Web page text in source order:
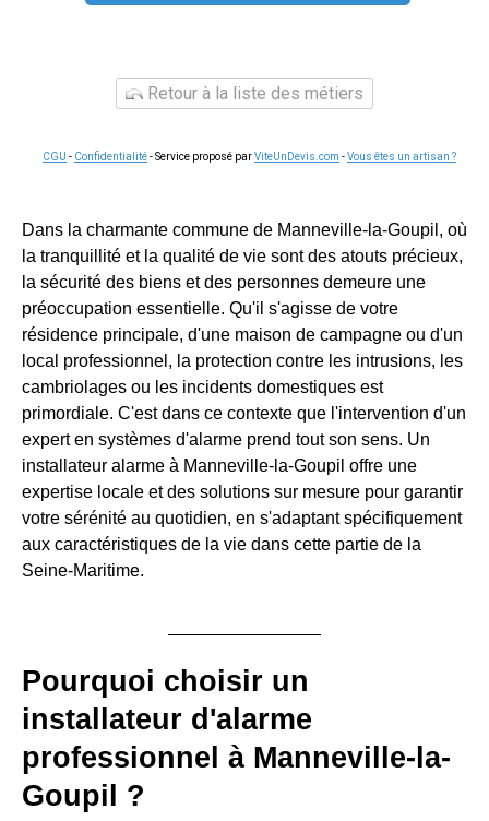
Retour à la liste des métiers
CGU - Confidentialité- Service proposé parViteUnDevis.com -Vous êtes un artisan ?
Dans la charmante commune de Manneville-la-Goupil, où
la tranquillité et la qualité de vie sont des atouts précieux,
la sécurité des biens et des personnes demeure une
préoccupation essentielle. Qu'il s'agisse de votre
résidence principale, d'une maison de campagne ou d'un
local professionnel, la protection contre les intrusions, les
cambriolages ou les incidents domestiques est
primordiale. C'est dans ce contexte que l'intervention d'un
expert en systèmes d'alarme prend tout son sens. Un
installateur alarme à Manneville-la-Goupil offre une
expertise locale et des solutions sur mesure pour garantir
votre sérénité au quotidien, en s'adaptant spécifiquement
aux caractéristiques de la vie dans cette partie de la
Seine-Maritime.
Pourquoi choisir un
installateur d'alarme
professionnel à Manneville-la-
Goupil ?